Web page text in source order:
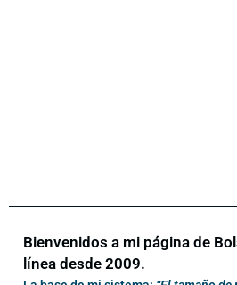
Bienvenidos a mi página de
línea desde 2009.